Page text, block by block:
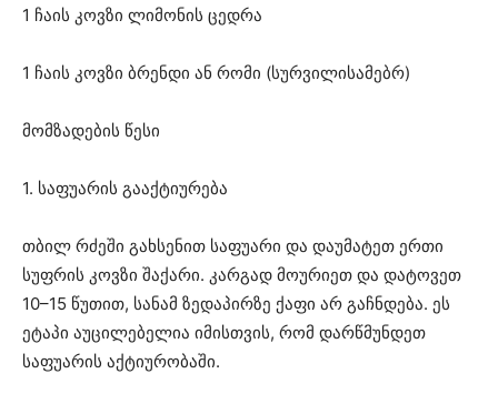
1 ჩაის კოვზი ლიმონის ცედრა
1 ჩაის კოვზი ბრენდი ან რომი (სურვილისამებრ)
მომზადების წესი
1. საფუარის გააქტიურება
თბილ რძეში გახსენით საფუარი და დაუმატეთ ერთი
სუფრის კოვზი შაქარი. კარგად მოურიეთ და დატოვეთ
10–15 წუთით, სანამ ზედაპირზე ქაფი არ გაჩნდება. ეს
ეტაპი აუცილებელია იმისთვის, რომ დარწმუნდეთ
საფუარის აქტიურობაში.